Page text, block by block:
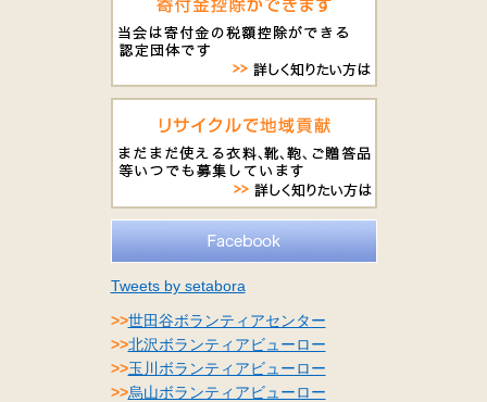
Tweets by setabora
>>世田谷ボランティアセンター
>>北沢ボランティアビューロー
>>玉川ボランティアビューロー
>>烏山ボランティアビューロー